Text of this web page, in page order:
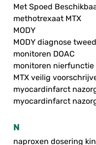
Met Spoed
methotrexaat MTX
MODY
MODY diagnose
monitoren DOAC
monitoren nierfunctie
MTX veilig
myocardinfarct
myocardinfarct
N
naproxen dosering